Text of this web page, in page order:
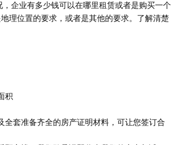
企业有多少钱可以在哪里租赁或者是购买一个
理位置的要求，或者是其他的要求。了解清楚
积
全套准备齐全的房产证明材料，可让您签订合